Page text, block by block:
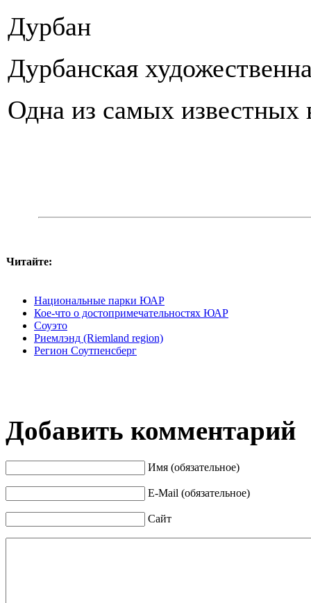
Дурбан
Дурбанская
Одна из самых известных
Читайте:
Национальные парки ЮАР
Кое-что о достопримечательностях ЮАР
Соуэто
Риемлэнд (Riemland region)
Регион Соутпенсберг
Добавить комментарий
Имя (обязательное)
E-Mail (обязательное)
Сайт